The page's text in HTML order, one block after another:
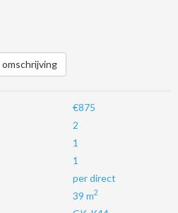
€875
2
1
1
per direct
39 m2